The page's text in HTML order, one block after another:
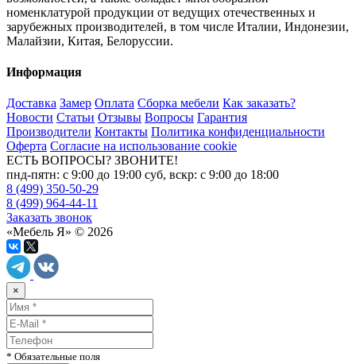
номенклатурой продукции от ведущих отечественных и
зарубежных производителей, в том числе Италии, Индонезии,
Малайзии, Китая, Белоруссии.
Информация
Доставка Замер Оплата Сборка мебели Как заказать?
Новости Статьи Отзывы Вопросы Гарантия
Производители Контакты Политика конфиденциальности
Оферта Согласие на использование cookie
ЕСТЬ ВОПРОСЫ? ЗВОНИТЕ!
пнд-пятн: с 9:00 до 19:00 суб, вскр: с 9:00 до 18:00
8 (499) 350-50-29
8 (499) 964-44-11
Заказать звонок
«Мебель Я» © 2026
×
* Обязательные поля